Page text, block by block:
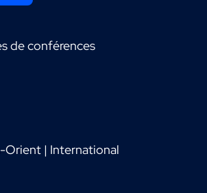
de conférences
Orient | International